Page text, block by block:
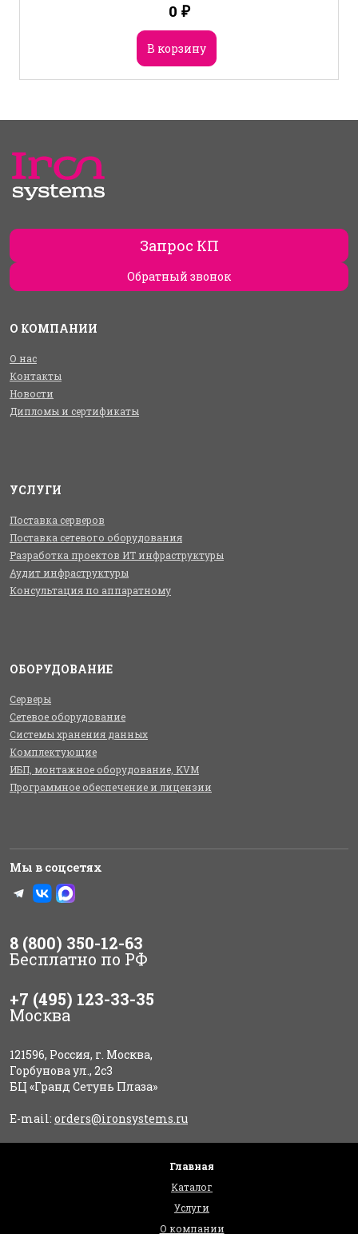
0 ₽
В корзину
Запрос КП
Обратный звонок
О КОМПАНИИ
О нас
Контакты
Новости
Дипломы и сертификаты
УСЛУГИ
Поставка серверов
Поставка сетевого оборудования
Разработка проектов ИТ инфраструктуры
Аудит инфраструктуры
Консультация по аппаратному
ОБОРУДОВАНИЕ
Серверы
Сетевое оборудование
Системы хранения данных
Комплектующие
ИБП, монтажное оборудование, KVM
Программное обеспечение и лицензии
Мы в соцсетях
8 (800) 350-12-63
Бесплатно по РФ
+7 (495) 123-33-35
Москва
121596, Россия, г. Москва,
Горбунова ул., 2с3
БЦ «Гранд Сетунь Плаза»
E-mail: orders@ironsystems.ru
Главная
Каталог
Услуги
О компании